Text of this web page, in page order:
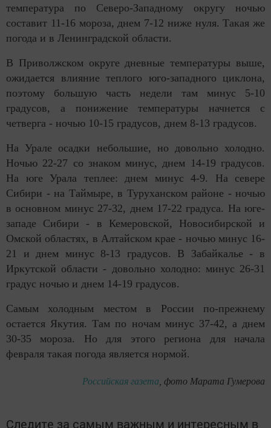
температура по Северо-Западному округу ночью
составит 11-16 мороза, днем 7-12 ниже нуля. Такая же
погода и в Ленинградской области.
В Приволжском округе дневные температуры выше,
ожидается влияние теплого юго-западного циклона,
поэтому большую часть недели там минус 5-10
градусов, а понижение температуры начнется с
четверга - ночью 10-15 градусов, днем 8-13 градусов.
На Урале осадки небольшие, но довольно холодно.
Ночью 22-27 со знаком минус, днем 14-19 градусов.
На юге Урала теплее: днем минус 4-9. На севере
Сибири - на Таймыре, в Туруханском районе - ночью
в основном минус 27-32, днем 17-22 градуса. На юге-
западе Сибири - в Кемеровской, Новосибирской и
Омской областях, в Алтайском крае - ночью минус 16-
21 и днем минус 8-13 градусов. В Забайкалье - в
Иркутской области - довольно холодно: минус 26-31
градус ночью и днем 14-19 градусов.
Самым холодным местом в России по-прежнему
остается Якутия. Там по ночам минус 37-42, а днем
30-35 мороза. Но для этого региона для начала
февраля такая погода является нормой.
Российская газета , фото Марата Гумерова
Следите за самым важным и интересным в